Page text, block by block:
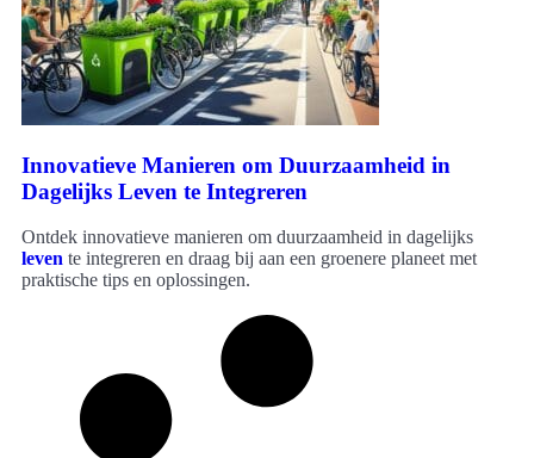
Innovatieve Manieren om Duurzaamheid in
Dagelijks Leven te Integreren
Ontdek innovatieve manieren om duurzaamheid in dagelijks
leven te integreren en draag bij aan een groenere planeet met
praktische tips en oplossingen.